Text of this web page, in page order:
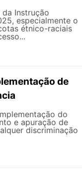
Instrução
especialmente o
étnico-raciais
de
do
e apuração de
discriminação